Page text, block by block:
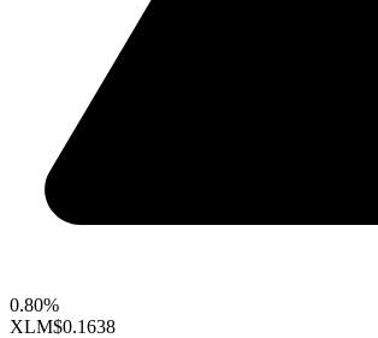
0.80%
XLM$0.1638